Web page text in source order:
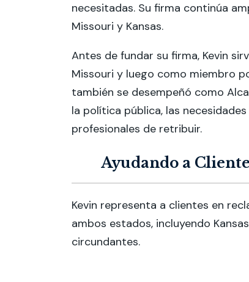
necesitadas. Su firma continúa
Missouri y Kansas.
Antes de fundar su firma, Kevin
Missouri y luego como miembro
también se desempeñó como
la política pública, las
profesionales de retribuir.
Ayudando a
Kevin representa a clientes en
ambos estados, incluyendo
circundantes.